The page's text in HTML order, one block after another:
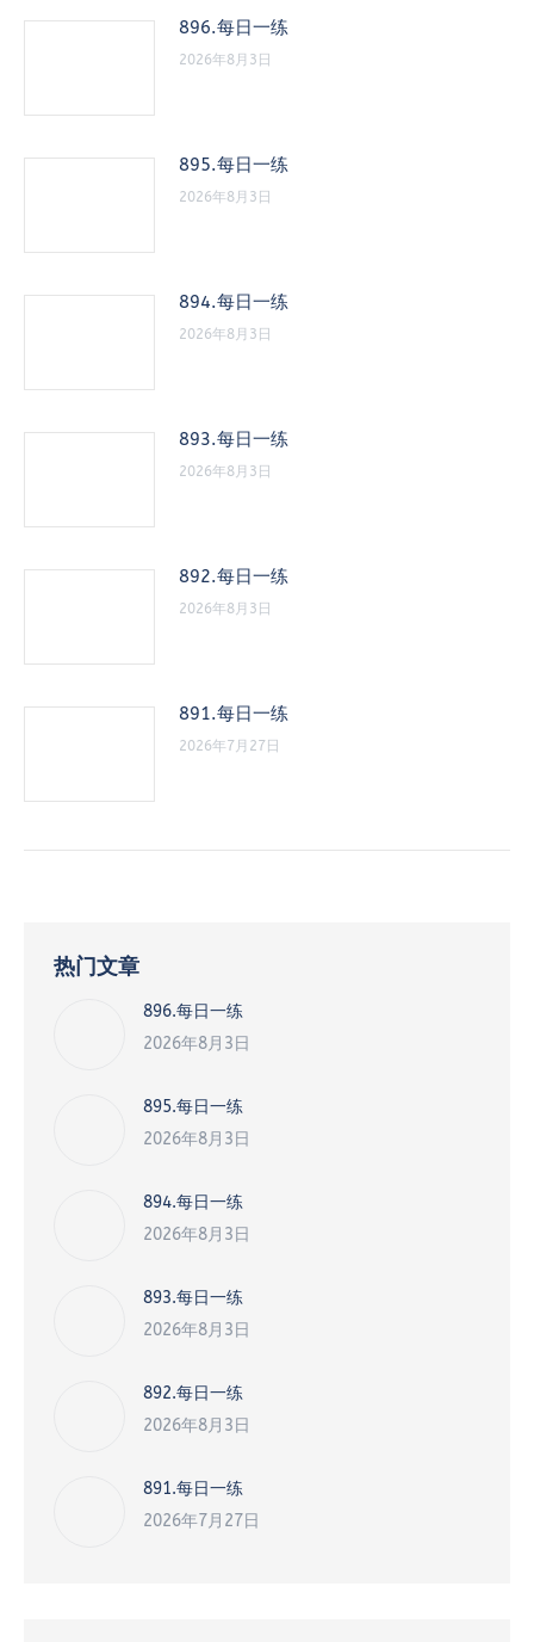
896.每日一练
2026年8月3日
895.每日一练
2026年8月3日
894.每日一练
2026年8月3日
893.每日一练
2026年8月3日
892.每日一练
2026年8月3日
891.每日一练
2026年7月27日
热门文章
896.每日一练
2026年8月3日
895.每日一练
2026年8月3日
894.每日一练
2026年8月3日
893.每日一练
2026年8月3日
892.每日一练
2026年8月3日
891.每日一练
2026年7月27日